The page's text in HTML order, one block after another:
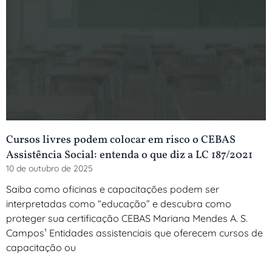
Cursos livres podem colocar em risco o CEBAS
Assistência Social: entenda o que diz a LC 187/2021
10 de outubro de 2025
Saiba como oficinas e capacitações podem ser
interpretadas como “educação” e descubra como
proteger sua certificação CEBAS Mariana Mendes A. S.
Campos¹ Entidades assistenciais que oferecem cursos de
capacitação ou